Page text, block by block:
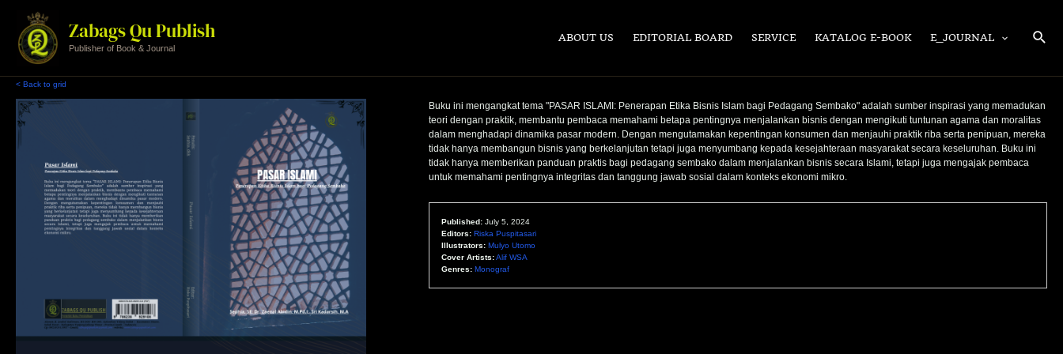
content
Zabags Qu Publish
Publisher of Book & Journal
ABOUT US EDITORIAL BOARD SERVICE KATALOG E-BOOK E_JOURNAL
< Back to grid
Buku ini mengangkat tema "PASAR ISLAMI: Penerapan Etika Bisnis Islam bagi Pedagang Sembako" adalah sumber inspirasi yang memadukan
teori dengan praktik, membantu pembaca memahami betapa pentingnya menjalankan bisnis dengan mengikuti tuntunan agama dan moralitas
dalam menghadapi dinamika pasar modern. Dengan mengutamakan kepentingan konsumen dan menjauhi praktik riba serta penipuan, mereka
tidak hanya membangun bisnis yang berkelanjutan tetapi juga menyumbang kepada kesejahteraan masyarakat secara keseluruhan. Buku ini
tidak hanya memberikan panduan praktis bagi pedagang sembako dalam menjalankan bisnis secara Islami, tetapi juga mengajak pembaca
untuk memahami pentingnya integritas dan tanggung jawab sosial dalam konteks ekonomi mikro.
Published: July 5, 2024
Editors: Riska Puspitasari
Illustrators: Mulyo Utomo
Cover Artists: Alif WSA
Genres: Monograf